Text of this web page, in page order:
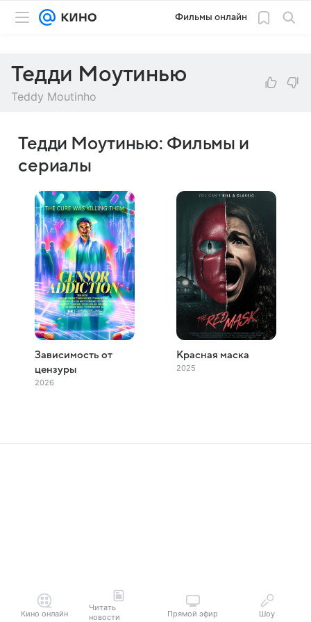
Фильмы онлайн
Тедди Моутинью
Teddy Moutinho
Тедди Моутинью: Фильмы и
сериалы
Зависимость от
цензуры
2026
Красная маска
2025
Кино онлайн
Читать
новости
Прямой эфир Шоу